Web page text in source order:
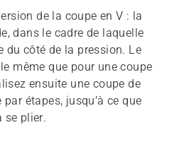
de la coupe en V : la
dans le cadre de laquelle
du côté de la pression. Le
même que pour une coupe
ensuite une coupe de
étapes, jusqu’à ce que
se plier.